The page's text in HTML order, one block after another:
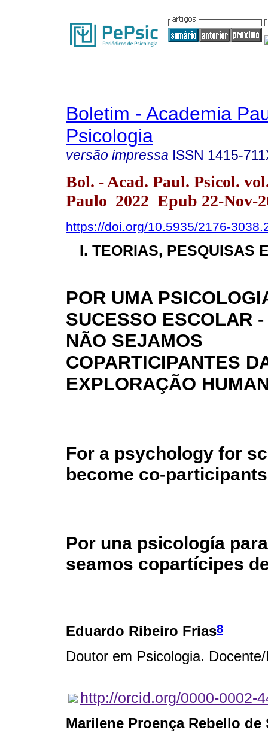
Boletim - Academia
Psicologia
versão impressa ISSN 1415-
Bol. - Acad. Paul. Psicol.
Paulo 2022 Epub 22-Nov-
https://doi.org/10.5935/2176-
I. TEORIAS, PESQUISAS
POR UMA
SUCESSO ESCOLAR
NÃO SEJAMOS
COPARTICIPANTES
EXPLORAÇÃO
For a psychology for
become co-
Por una psicología
seamos copartícipes
Eduardo Ribeiro Frias8
Doutor em Psicologia.
http://orcid.org/0000-0002-
Marilene Proença Rebello de